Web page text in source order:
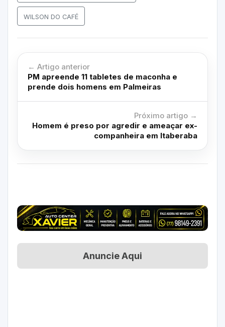
WILSON DO CAFÉ
← Artigo anterior
PM apreende 11 tabletes de maconha e
prende dois homens em Palmeiras
Próximo artigo →
Homem é preso por agredir e ameaçar ex-
companheira em Itaberaba
Anuncie Aqui